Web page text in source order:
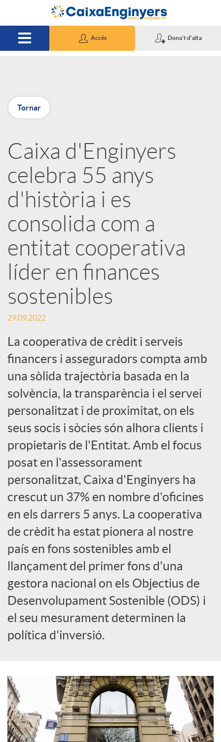
Salta al contingut principal
Accés Dona't d'alta
P
u
b
l
i
c
a
d
o
r
d
e
c
o
n
t
i
n
u
t
Tornar
Caixa d'Enginyers
celebra 55 anys
d'història i es
consolida com a
entitat cooperativa
líder en finances
sostenibles
29.09.2022
La cooperativa de crèdit i serveis
financers i asseguradors compta amb
una sòlida trajectòria basada en la
solvència, la transparència i el servei
personalitzat i de proximitat, on els
seus socis i sòcies són alhora clients i
propietaris de l'Entitat. Amb el focus
posat en l'assessorament
personalitzat, Caixa d'Enginyers ha
crescut un 37% en nombre d'oficines
en els darrers 5 anys. La cooperativa
de crèdit ha estat pionera al nostre
país en fons sostenibles amb el
llançament del primer fons d'una
gestora nacional on els Objectius de
Desenvolupament Sostenible (ODS) i
el seu mesurament determinen la
política d'inversió.